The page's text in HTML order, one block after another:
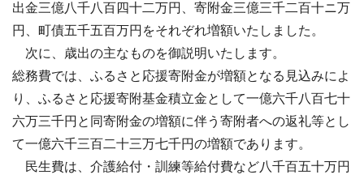
出金三億八千八百四十二万円、寄附金三億三千二百十ニ万
円、町債五千五百万円をそれぞれ増額いたしました。
次に、歳出の主なものを御説明いたします。
総務費では、ふるさと応援寄附金が増額となる見込みによ
り、ふるさと応援寄附基金積立金として一億六千八百七十
六万三千円と同寄附金の増額に伴う寄附者への返礼等とし
て一億六千三百二十三万七千円の増額であります。
民生費は、介護給付・訓練等給付費など八千百五十万円